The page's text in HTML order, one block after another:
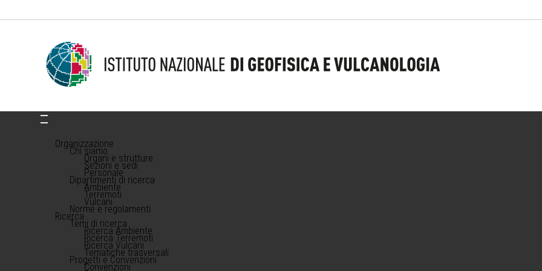
Organizzazione
Chi siamo
Organi e strutture
Sezioni e sedi
Personale
Dipartimenti di ricerca
Ambiente
Terremoti
Vulcani
Norme e regolamenti
Ricerca
Temi di ricerca
Ricerca Ambiente
Ricerca Terremoti
Ricerca Vulcani
Tematiche trasversali
Progetti e Convenzioni
Convenzioni